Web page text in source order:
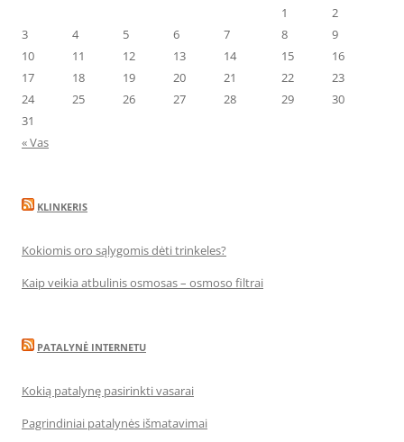
1
2
3
4 5 6 7 8
9
10
11 12 13 14 15
16
17
18 19 20 21 22
23
24
25 26 27 28 29
30
31
« Vas
KLINKERIS
Kokiomis oro sąlygomis dėti trinkeles?
Kaip veikia atbulinis osmosas – osmoso filtrai
PATALYNĖ INTERNETU
Kokią patalynę pasirinkti vasarai
Pagrindiniai patalynės išmatavimai